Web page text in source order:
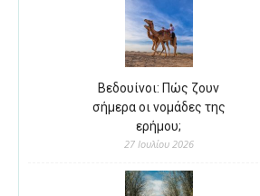
Βεδουίνοι: Πώς ζουν
σήμερα οι νομάδες της
ερήμου;
27 Ιουλίου 2026